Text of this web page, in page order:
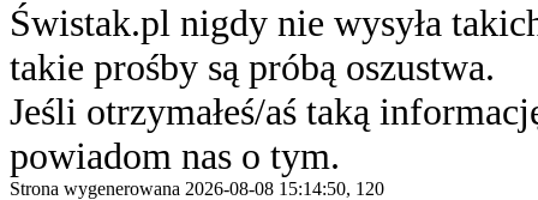
Świstak.pl nigdy nie wysyła
takie prośby są próbą oszustwa.
Jeśli otrzymałeś/aś taką
powiadom nas o tym.
Strona wygenerowana 2026-08-08 15:14:50, 120